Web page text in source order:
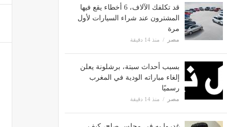
قد تكلفك الآلاف، 6 أخطاء يقع فيها
المشترون عند شراء السيارات لأول
مرة
مصر منذ 14 دقيقة
بسبب أحداث سبتة، برشلونة يعلن
إلغاء مباراته الودية في المغرب
رسميًا
مصر منذ 14 دقيقة